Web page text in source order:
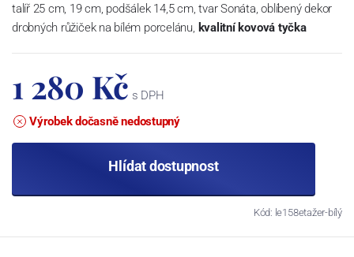
talíř 25 cm, 19 cm, podšálek 14,5 cm, tvar Sonáta, oblíbený dekor
drobných růžiček na bílém porcelánu, kvalitní kovová tyčka
1 280 Kč s DPH
Výrobek dočasně nedostupný
Hlídat dostupnost
Kód: le158etažer-bílý